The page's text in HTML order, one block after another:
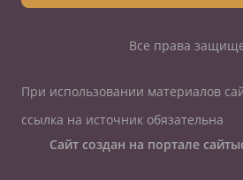
Все права
При использовании материалов
ссылка на источник обязательна
Сайт создан на портале